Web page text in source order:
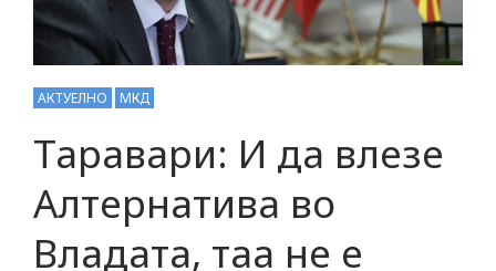
АКТУЕЛНО МКД
Таравари: И да влезе
Алтернатива во
Владата, таа не е